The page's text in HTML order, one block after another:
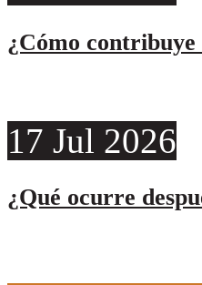
¿Cómo
17 Jul 2026
¿Qué ocurre